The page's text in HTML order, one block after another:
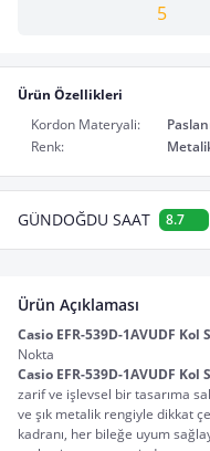
5
Ürün Özellikleri
Kordon Materyali:
Renk:
GÜNDOĞDU SAAT 8.7
Ürün Açıklaması
Casio EFR-539D-1AVUDF Kol
Nokta
Casio EFR-539D-1AVUDF Kol
zarif ve işlevsel bir tasarıma
ve şık metalik rengiyle dikkat
kadranı, her bileğe uyum